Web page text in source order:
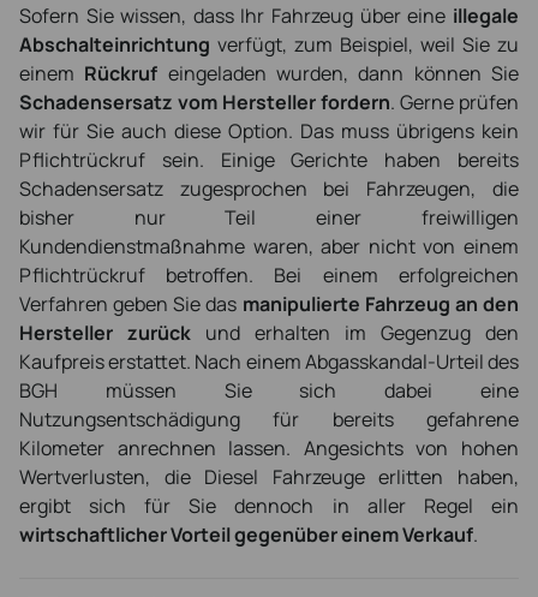
Sofern Sie wissen, dass Ihr Fahrzeug über eine illegale
Abschalteinrichtung verfügt, zum Beispiel, weil Sie zu
einem Rückruf eingeladen wurden, dann können Sie
Schadensersatz vom Hersteller fordern. Gerne prüfen
wir für Sie auch diese Option. Das muss übrigens kein
Pflichtrückruf sein. Einige Gerichte haben bereits
Schadensersatz zugesprochen bei Fahrzeugen, die
bisher nur Teil einer freiwilligen
Kundendienstmaßnahme waren, aber nicht von einem
Pflichtrückruf betroffen. Bei einem erfolgreichen
Verfahren geben Sie das manipulierte Fahrzeug an den
Hersteller zurückund erhalten im Gegenzug den
Kaufpreis erstattet. Nach einem Abgasskandal-Urteil des
BGH müssen Sie sich dabei eine
Nutzungsentschädigung für bereits gefahrene
Kilometer anrechnen lassen. Angesichts von hohen
Wertverlusten, die Diesel Fahrzeuge erlitten haben,
ergibt sich für Sie dennoch in aller Regel ein
wirtschaftlicher Vorteil gegenüber einem Verkauf.